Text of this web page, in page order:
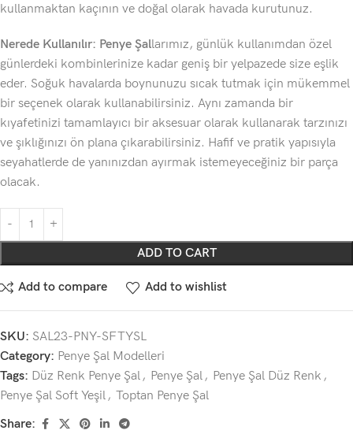
kullanmaktan kaçının ve doğal olarak havada kurutunuz.
Nerede Kullanılır: Penye Şallarımız, günlük kullanımdan özel
günlerdeki kombinlerinize kadar geniş bir yelpazede size eşlik
eder. Soğuk havalarda boynunuzu sıcak tutmak için mükemmel
bir seçenek olarak kullanabilirsiniz. Aynı zamanda bir
kıyafetinizi tamamlayıcı bir aksesuar olarak kullanarak tarzınızı
ve şıklığınızı ön plana çıkarabilirsiniz. Hafif ve pratik yapısıyla
seyahatlerde de yanınızdan ayırmak istemeyeceğiniz bir parça
olacak.
ADD TO CART
Add to compare Add to wishlist
SKU: SAL23-PNY-SFTYSL
Category: Penye Şal Modelleri
Tags: Düz Renk Penye Şal , Penye Şal , Penye Şal Düz Renk ,
Penye Şal Soft Yeşil , Toptan Penye Şal
Share: